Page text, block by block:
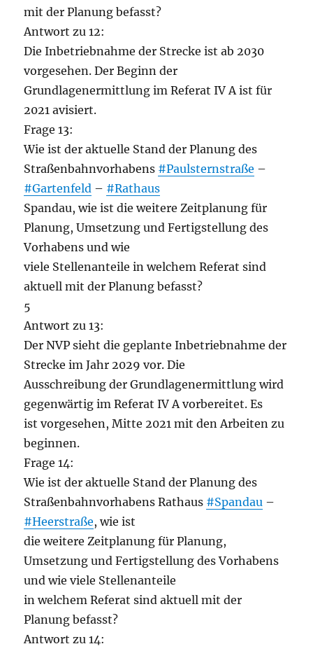
mit der Planung befasst?
Antwort zu 12:
Die Inbetriebnahme der Strecke ist ab 2030
vorgesehen. Der Beginn der
Grundlagenermittlung im Referat IV A ist für
2021 avisiert.
Frage 13:
Wie ist der aktuelle Stand der Planung des
Straßenbahnvorhabens #Paulsternstraße –
#Gartenfeld – #Rathaus
Spandau, wie ist die weitere Zeitplanung für
Planung, Umsetzung und Fertigstellung des
Vorhabens und wie
viele Stellenanteile in welchem Referat sind
aktuell mit der Planung befasst?
5
Antwort zu 13:
Der NVP sieht die geplante Inbetriebnahme der
Strecke im Jahr 2029 vor. Die
Ausschreibung der Grundlagenermittlung wird
gegenwärtig im Referat IV A vorbereitet. Es
ist vorgesehen, Mitte 2021 mit den Arbeiten zu
beginnen.
Frage 14:
Wie ist der aktuelle Stand der Planung des
Straßenbahnvorhabens Rathaus #Spandau –
#Heerstraße, wie ist
die weitere Zeitplanung für Planung,
Umsetzung und Fertigstellung des Vorhabens
und wie viele Stellenanteile
in welchem Referat sind aktuell mit der
Planung befasst?
Antwort zu 14: